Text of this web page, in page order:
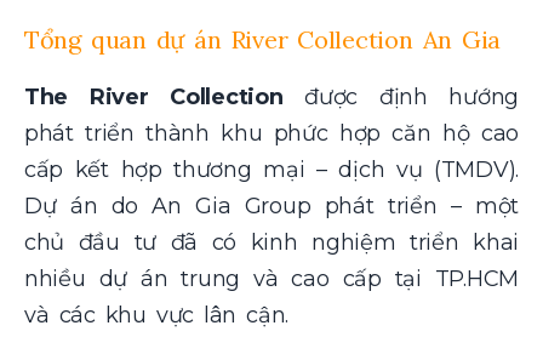
Tổng quan dự án River Collection An Gia
The River Collection được định hướng
phát triển thành khu phức hợp căn hộ cao
cấp kết hợp thương mại – dịch vụ (TMDV).
Dự án do An Gia Group phát triển – một
chủ đầu tư đã có kinh nghiệm triển khai
nhiều dự án trung và cao cấp tại TP.HCM
và các khu vực lân cận.